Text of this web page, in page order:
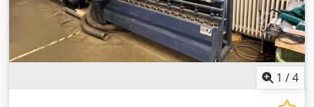
1 /4